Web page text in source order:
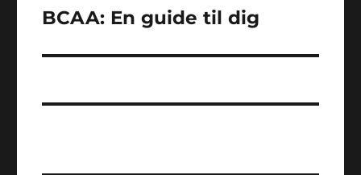
Næste
BCAA: En guide til dig